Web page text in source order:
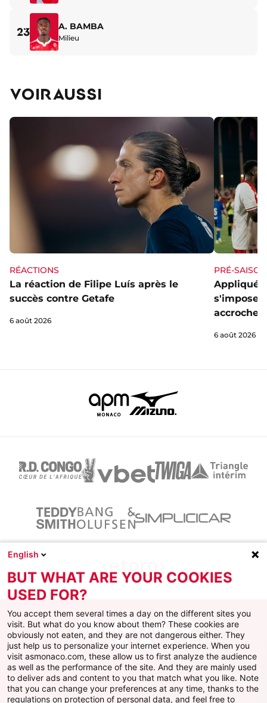
23 A. BAMBA
Milieu
VOIR AUSSI
RÉACTIONS
La réaction de Filipe Luís après le
succès contre Getafe
6 août 2026
PRÉ-SAISON
Appliqué
s'impose
6 août 2026
Facebook
X Instagram
YoutubeTikTokTwitch
English
BUT WHAT ARE YOUR COOKIES
USED FOR?
You accept them several times a day on the different sites you
visit. But what do you know about them? These cookies are
obviously not eaten, and they are not dangerous either. They
just help us to personalize your internet experience. When you
visit asmonaco.com, these allow us to first analyze the audience
as well as the performance of the site. And they are mainly used
to deliver ads and content to you that match what you like. Note
that you can change your preferences at any time, thanks to the
regulations on protection of personal data, and feel free to